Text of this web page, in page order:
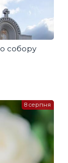
собору
8 серпня